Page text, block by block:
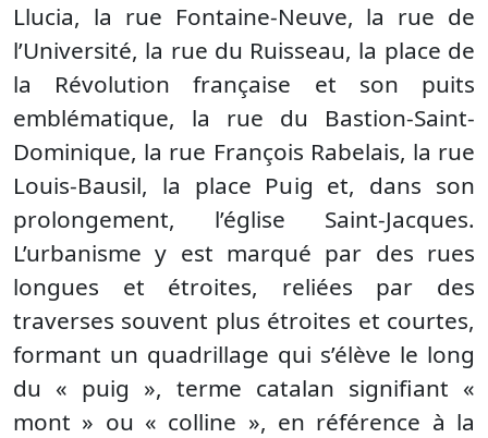
Llucia, la rue Fontaine-Neuve, la rue de
l’Université, la rue du Ruisseau, la place de
la Révolution française et son puits
emblématique, la rue du Bastion-Saint-
Dominique, la rue François Rabelais, la rue
Louis-Bausil, la place Puig et, dans son
prolongement, l’église Saint-Jacques.
L’urbanisme y est marqué par des rues
longues et étroites, reliées par des
traverses souvent plus étroites et courtes,
formant un quadrillage qui s’élève le long
du « puig », terme catalan signifiant «
mont » ou « colline », en référence à la